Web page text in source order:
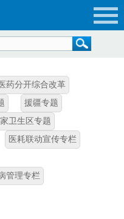
药分开综合改革
援疆专题
卫生区专题
医耗联动宣传专栏
管理专栏